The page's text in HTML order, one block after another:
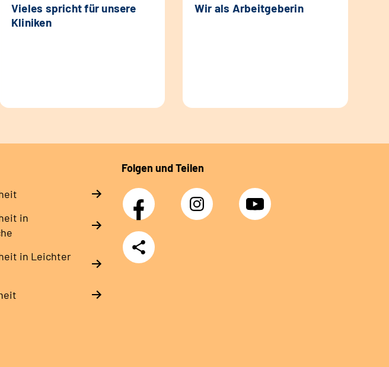
Vieles spricht für unsere
Kliniken
Wir als Arbeitgeberin
in
in Leichter
Folgen und Teilen
Facebook Instagram YouTube
Teilen